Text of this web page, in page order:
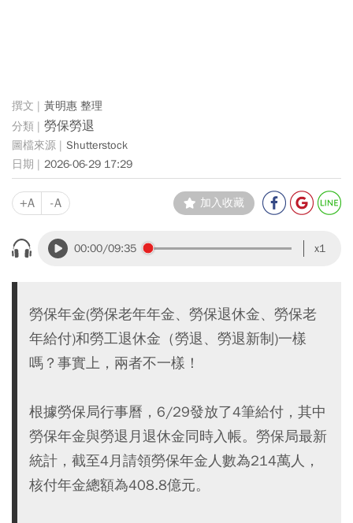
黃明惠 整理
勞保勞退
Shutterstock
2026-06-29 17:29
+A -A 加入收藏
00:00/09:35 x1
勞保年金(勞保老年年金、勞保退休金、勞保老
年給付)和勞工退休金（勞退、勞退新制)一樣
嗎？事實上，兩者不一樣！
根據勞保局行事曆，6/29發放了4筆給付，其中
勞保年金與勞退月退休金同時入帳。勞保局最新
統計，截至4月請領勞保年金人數為214萬人，
核付年金總額為408.8億元。